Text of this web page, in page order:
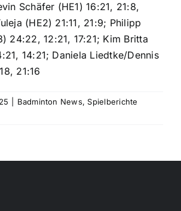
Schäfer (HE1) 16:21, 21:8,
(HE2) 21:11, 21:9; Philipp
24:22, 12:21, 17:21; Kim Britta
14:21; Daniela Liedtke/Dennis
21:16
Badminton News,Spielberichte